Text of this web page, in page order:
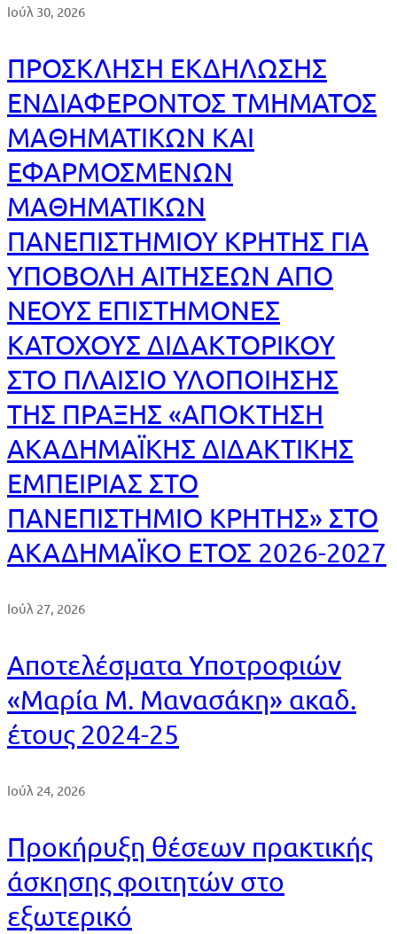
Ιούλ 30, 2026
ΠΡΟΣΚΛΗΣΗ ΕΚΔΗΛΩΣΗΣ
ΕΝΔΙΑΦΕΡΟΝΤΟΣ ΤΜΗΜΑΤΟΣ
ΜΑΘΗΜΑΤΙΚΩΝ ΚΑΙ
ΕΦΑΡΜΟΣΜΕΝΩΝ
ΜΑΘΗΜΑΤΙΚΩΝ
ΠΑΝΕΠΙΣΤΗΜΙΟΥ ΚΡΗΤΗΣ ΓΙΑ
ΥΠΟΒΟΛΗ ΑΙΤΗΣΕΩΝ ΑΠΟ
ΝΕΟΥΣ ΕΠΙΣΤΗΜΟΝΕΣ
ΚΑΤΟΧΟΥΣ ΔΙΔΑΚΤΟΡΙΚΟΥ
ΣΤΟ ΠΛΑΙΣΙΟ ΥΛΟΠΟΙΗΣΗΣ
ΤΗΣ ΠΡΑΞΗΣ «ΑΠΟΚΤΗΣΗ
ΑΚΑΔΗΜΑΪΚΗΣ ΔΙΔΑΚΤΙΚΗΣ
ΕΜΠΕΙΡΙΑΣ ΣΤΟ
ΠΑΝΕΠΙΣΤΗΜΙΟ ΚΡΗΤΗΣ» ΣΤΟ
ΑΚΑΔΗΜΑΪΚΟ ΕΤΟΣ 2026-2027
Ιούλ 27, 2026
Αποτελέσματα Υποτροφιών
«Μαρία Μ. Μανασάκη» ακαδ.
έτους 2024-25
Ιούλ 24, 2026
Προκήρυξη θέσεων πρακτικής
άσκησης φοιτητών στο
εξωτερικό